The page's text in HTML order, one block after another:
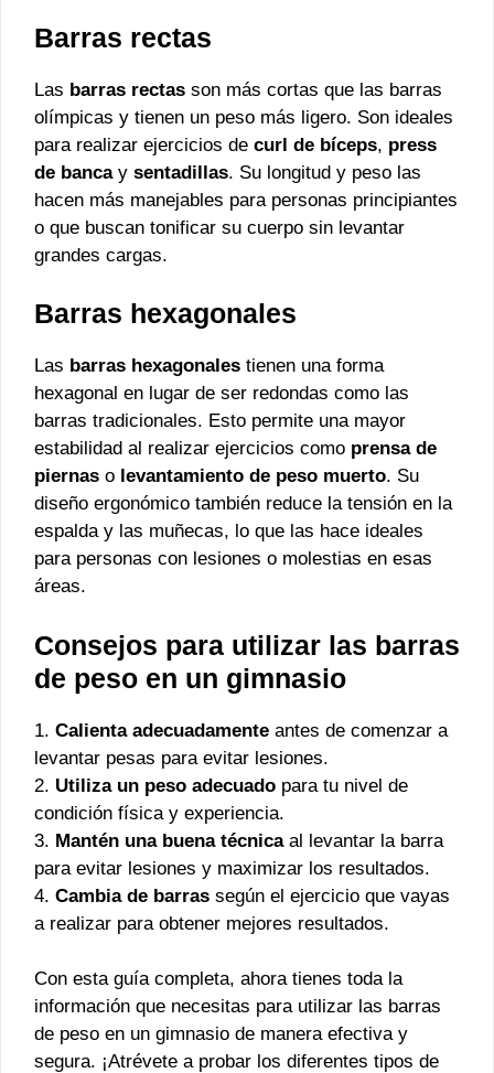
Barras rectas
Las barras rectas son más cortas que las barras
olímpicas y tienen un peso más ligero. Son ideales
para realizar ejercicios de curl de bíceps, press
de bancay sentadillas. Su longitud y peso las
hacen más manejables para personas principiantes
o que buscan tonificar su cuerpo sin levantar
grandes cargas.
Barras hexagonales
Las barras hexagonales tienen una forma
hexagonal en lugar de ser redondas como las
barras tradicionales. Esto permite una mayor
estabilidad al realizar ejercicios como prensa de
piernas o levantamiento de peso muerto. Su
diseño ergonómico también reduce la tensión en la
espalda y las muñecas, lo que las hace ideales
para personas con lesiones o molestias en esas
áreas.
Consejos para utilizar las barras
de peso en un gimnasio
1. Calienta adecuadamente antes de comenzar a
levantar pesas para evitar lesiones.
2. Utiliza un peso adecuado para tu nivel de
condición física y experiencia.
3. Mantén una buena técnicaal levantar la barra
para evitar lesiones y maximizar los resultados.
4. Cambia de barras según el ejercicio que vayas
a realizar para obtener mejores resultados.
Con esta guía completa, ahora tienes toda la
información que necesitas para utilizar las barras
de peso en un gimnasio de manera efectiva y
segura. ¡Atrévete a probar los diferentes tipos de